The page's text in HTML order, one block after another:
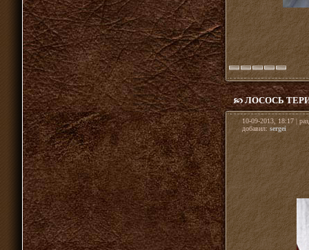
ЛОСОСЬ
10-09-2013, 18:17 |
добавил: sergei